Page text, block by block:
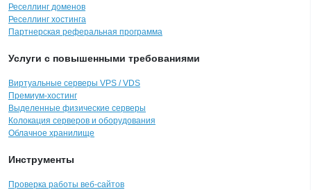
Реселлинг доменов
Реселлинг хостинга
Партнерская реферальная программа
Услуги с повышенными требованиями
Виртуальные серверы VPS / VDS
Премиум-хостинг
Выделенные физические серверы
Колокация серверов и оборудования
Облачное хранилище
Инструменты
Проверка работы веб-сайтов